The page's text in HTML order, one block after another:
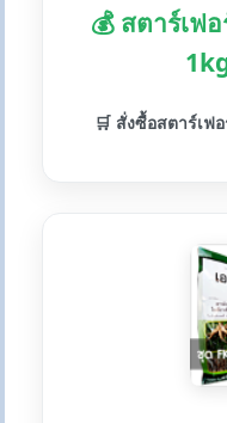
💰 สตาร์เฟ
🛒 สั่งซื้อสตาร์เฟ